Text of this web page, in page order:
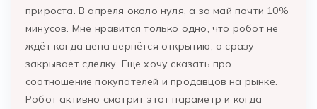
прироста. В апреля около нуля, а за май почти 10%
минусов. Мне нравится только одно, что робот не
ждёт когда цена вернётся открытию, а сразу
закрывает сделку. Еще хочу сказать про
соотношение покупателей и продавцов на рынке.
Робот активно смотрит этот параметр и когда